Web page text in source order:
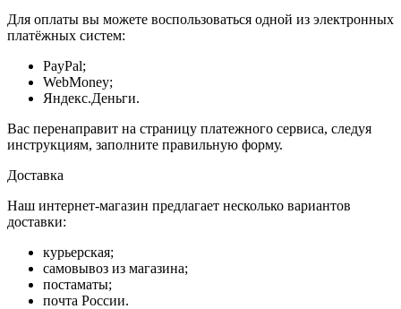
Для оплаты вы можете воспользоваться одной из электронных
платёжных систем:
PayPal;
WebMoney;
Яндекс.Деньги.
Вас перенаправит на страницу платежного сервиса, следуя
инструкциям, заполните правильную форму.
Доставка
Наш интернет-магазин предлагает несколько вариантов
доставки:
курьерская;
самовывоз из магазина;
постаматы;
почта России.